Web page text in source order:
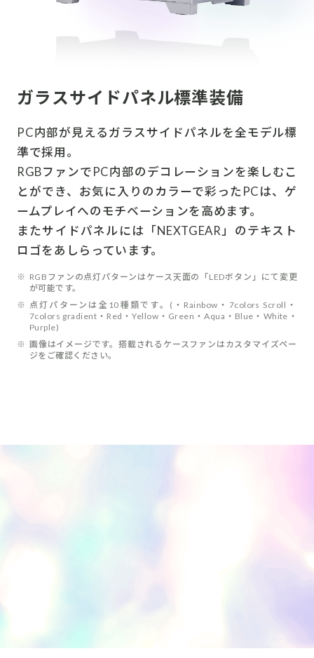
ガラスサイドパネル標準装備
PC内部が見えるガラスサイドパネルを全モデル標
準で採用。
RGBファンでPC内部のデコレーションを楽しむこ
とができ、お気に入りのカラーで彩ったPCは、ゲ
ームプレイへのモチベーションを高めます。
またサイドパネルには「NEXTGEAR」のテキスト
ロゴをあしらっています。
※ RGBファンの点灯パターンはケース天面の「LEDボタン」にて変更
が可能です。
※ 点灯パターンは全10種類です。(・Rainbow・7colors Scroll・
7colors gradient・Red・Yellow・Green・Aqua・Blue・White・
Purple)
※ 画像はイメージです。搭載されるケースファンはカスタマイズペー
ジをご確認ください。